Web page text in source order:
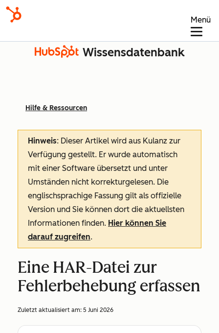
Menü
Wissensdatenbank
Hilfe & Ressourcen
Hinweis: Dieser Artikel wird aus Kulanz zur
Verfügung gestellt. Er wurde automatisch
mit einer Software übersetzt und unter
Umständen nicht korrekturgelesen. Die
englischsprachige Fassung gilt als offizielle
Version und Sie können dort die aktuellsten
Informationen finden. Hier können Sie
darauf zugreifen.
Eine HAR-Datei zur
Fehlerbehebung erfassen
Zuletzt aktualisiert am: 5 Juni 2026